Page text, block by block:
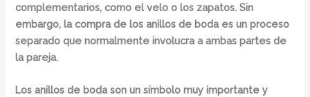
complementarios, como el velo o los zapatos. Sin
embargo, la compra de los anillos de boda es un proceso
separado que normalmente involucra a ambas partes de
la pareja.
Los anillos de boda son un símbolo muy importante y